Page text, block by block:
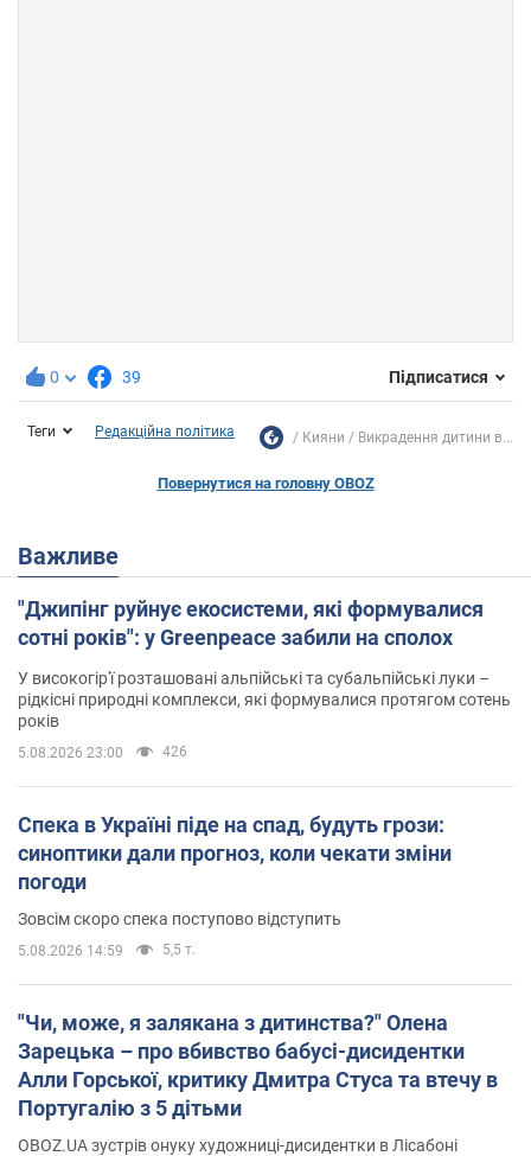
0 39 Підписатися
Теги Редакційна політика Кияни Викрадення дитини в...
Повернутися на головну OBOZ
Важливе
"Джипінг руйнує екосистеми, які формувалися
сотні років": у Greenpeace забили на сполох
У високогір'ї розташовані альпійські та субальпійські луки –
рідкісні природні комплекси, які формувалися протягом сотень
років
5.08.2026 23:00 426
Спека в Україні піде на спад, будуть грози:
синоптики дали прогноз, коли чекати зміни
погоди
Зовсім скоро спека поступово відступить
5.08.2026 14:59 5,5 т.
"Чи, може, я залякана з дитинства?" Олена
Зарецька – про вбивство бабусі-дисидентки
Алли Горської, критику Дмитра Стуса та втечу в
Португалію з 5 дітьми
OBOZ.UA зустрів онуку художниці-дисидентки в Лісабоні